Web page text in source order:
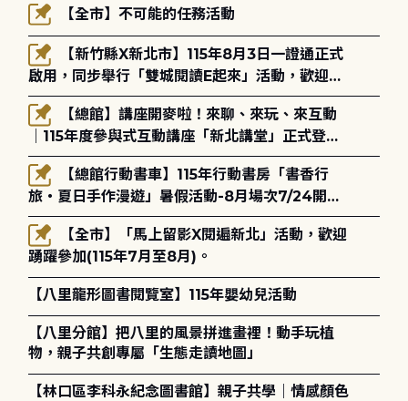
【全市】不可能的任務活動
啟用，同步舉行「雙城閱讀E起來」活動，歡迎踴
躍參加(115年8月3日至10月4日)。
｜115年度參與式互動講座「新北講堂」正式登
場！
旅・夏日手作漫遊」暑假活動-8月場次7/24開始
報名
踴躍參加(115年7月至8月)。
【八里龍形圖書閱覽室】115年嬰幼兒活動
【八里分館】把八里的風景拼進畫裡！動手玩植
物，親子共創專屬「生態走讀地圖」
【林口區李科永紀念圖書館】親子共學｜情感顏色